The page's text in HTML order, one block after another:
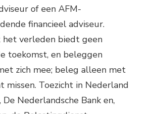
of een AFM-
financieel adviseur.
verleden biedt geen
toekomst, en beleggen
zich mee; beleg alleen met
missen. Toezicht in Nederland
Nederlandsche Bank en,